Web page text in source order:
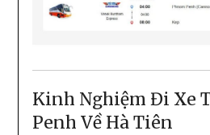
Kinh Nghiệm Đi Xe
Penh Về Hà Tiên